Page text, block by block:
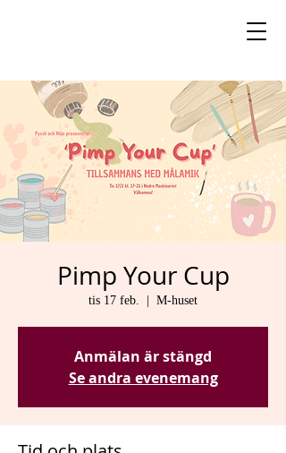
Pimp Your Cup
tis 17 feb. M-huset
Anmälan är stängd
Se andra evenemang